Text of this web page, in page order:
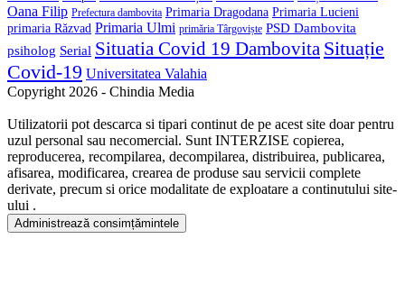
Oana Filip Prefectura dambovita Primaria Dragodana Primaria Lucieni
primaria Răzvad Primaria Ulmi primăria Târgoviște PSD Dambovita
psiholog Serial Situatia Covid 19 Dambovita Situație
Covid-19 Universitatea Valahia
Copyright 2026 - Chindia Media
Utilizatorii pot descarca si tipari continut de pe acest site doar pentru
uzul personal sau necomercial. Sunt INTERZISE copierea,
reproducerea, recompilarea, decompilarea, distribuirea, publicarea,
afisarea, modificarea, crearea de produse sau servicii complete
derivate, precum si orice modalitate de exploatare a continutului site-
ului .
Administrează consimțămintele